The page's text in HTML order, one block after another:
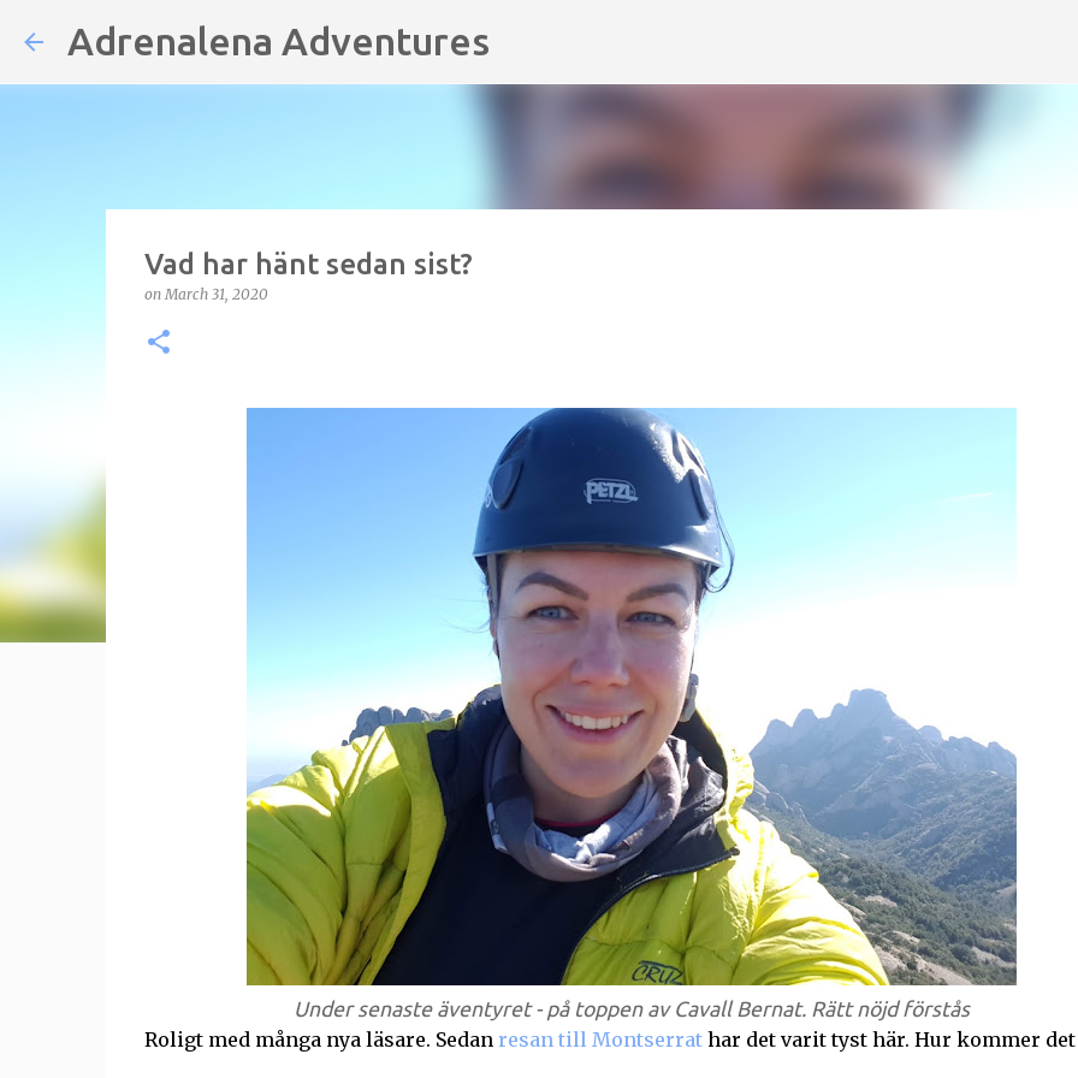
Adrenalena Adventures
Vad har hänt sedan sist?
onMarch 31, 2020
Under senaste äventyret - på toppen av Cavall Bernat. Rätt nöjd förstås
Roligt med många nya läsare. Sedan resan till Montserrathar det varit tyst här. Hur kommer det